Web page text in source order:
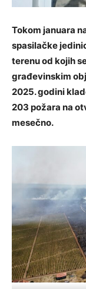
Tokom januara
spasilačke
terenu od kojih
građevinskim
2025. godini
203 požara na
mesečno.